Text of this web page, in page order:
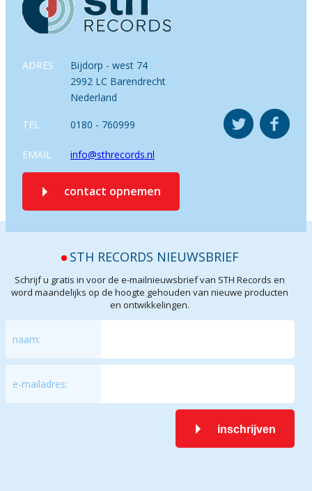
ADRES
Bijdorp - west 74
2992 LC Barendrecht
Nederland
TEL. 0180 - 760999
EMAIL info@sthrecords.nl
contact opnemen
STH RECORDS NIEUWSBRIEF
Schrijf u gratis in voor de e-mailnieuwsbrief van STH Records en
word maandelijks op de hoogte gehouden van nieuwe producten
en ontwikkelingen.
naam:
e-mailadres:
inschrijven